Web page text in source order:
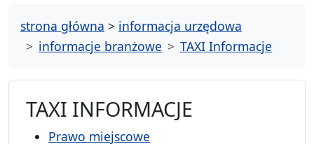
strona główna > informacja urzędowa
informacje branżowe
TAXI Informacje
TAXI INFORMACJE
Prawo miejscowe